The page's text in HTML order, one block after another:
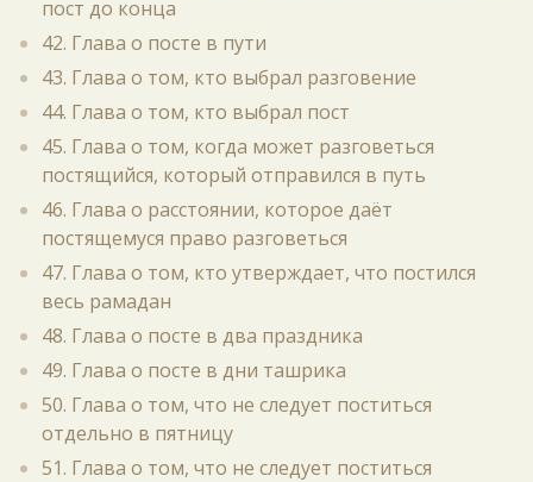
пост до конца
42. Глава о посте в пути
43. Глава о том, кто выбрал разговение
44. Глава о том, кто выбрал пост
45. Глава о том, когда может разговеться
постящийся, который отправился в путь
46. Глава о расстоянии, которое даёт
постящемуся право разговеться
47. Глава о том, кто утверждает, что постился
весь рамадан
48. Глава о посте в два праздника
49. Глава о посте в дни ташрика
50. Глава о том, что не следует поститься
отдельно в пятницу
51. Глава о том, что не следует поститься